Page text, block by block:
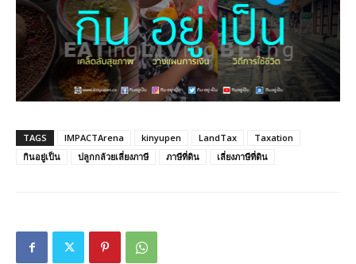
TAGS IMPACTArena kinyupen LandTax
Taxation
กินอยู่เป็น
ปลูกกล้วยเลี่ยงภาษี ภาษีที่ดิน เลี่ยงภาษีที่ดิน